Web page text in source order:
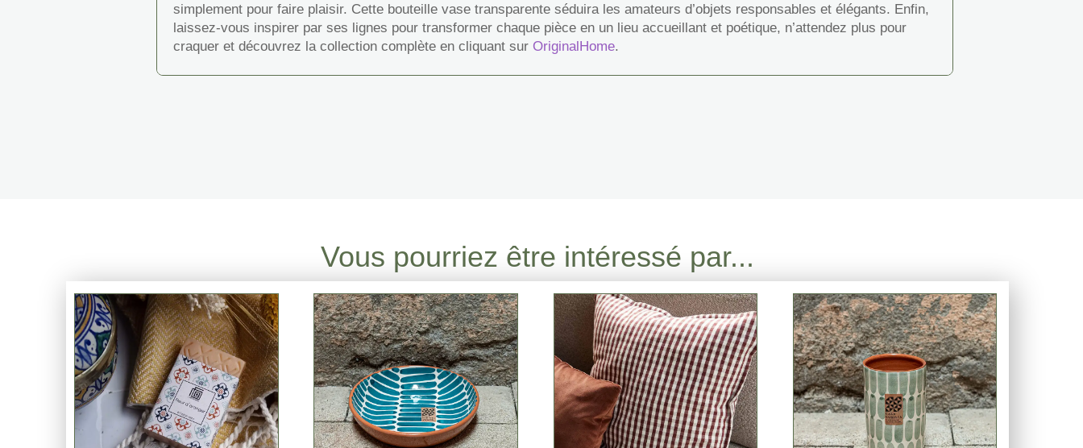
simplement pour faire plaisir. Cette bouteille vase transparente séduira les amateurs d’objets responsables et élégants. Enfin,
laissez-vous inspirer par ses lignes pour transformer chaque pièce en un lieu accueillant et poétique, n’attendez plus pour
craquer et découvrez la collection complète en cliquant sur OriginalHome.
Vous pourriez être intéressé par...